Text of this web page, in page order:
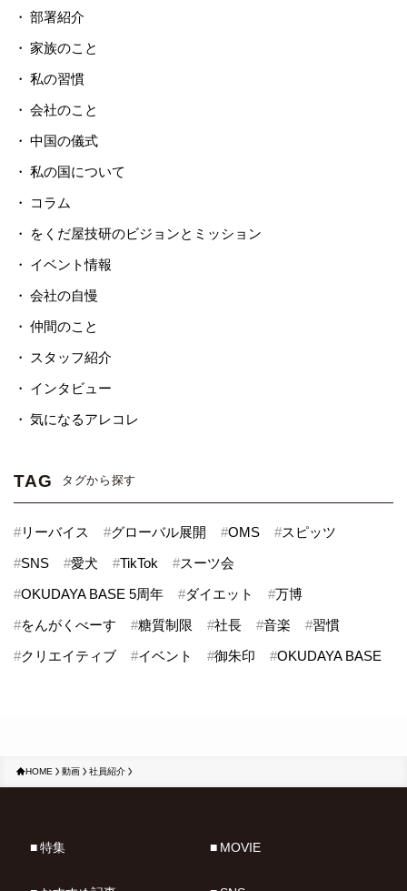
部署紹介
家族のこと
私の習慣
会社のこと
中国の儀式
私の国について
コラム
をくだ屋技研のビジョンとミッション
イベント情報
会社の自慢
仲間のこと
スタッフ紹介
インタビュー
気になるアレコレ
TAG タグから探す
#リーバイス #グローバル展開 #OMS #スピッツ
#SNS #愛犬 #TikTok #スーツ会
#OKUDAYA BASE 5周年 #ダイエット #万博
#をんがくべーす #糖質制限 #社長 #音楽 #習慣
#クリエイティブ #イベント #御朱印 #OKUDAYA BASE
HOME 動画 社員紹介
特集 MOVIE